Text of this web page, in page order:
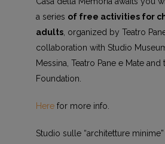
a series of free activities for
adults, organized by Teatro
collaboration with Studio
Messina, Teatro Pane e Mate and
Foundation.
Herefor more info.
Studio sulle “architetture minime”